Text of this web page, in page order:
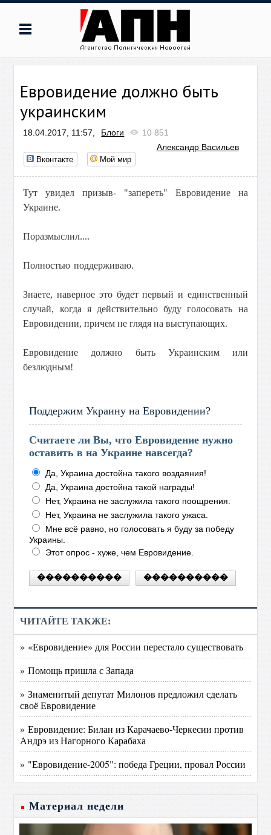
Евровидение должно быть
украинским
18.04.2017, 11:57, Блоги
10 851
Александр Васильев
Вконтакте Мой мир
Тут увидел призыв- "запереть" Евровидение на
Украине.
Поразмыслил....
Полностью поддерживаю.
Знаете, наверное это будет первый и единственный
случай, когда я действительно буду голосовать на
Евровидении, причем не глядя на выступающих.
Евровидение должно быть Украинским или
безлюдным!
Поддержим Украину на Евровидении?
Считаете ли Вы, что Евровидение нужно
оставить в на Украине навсегда?
Да, Украина достойна такого воздаяния!
Да, Украина достойна такой награды!
Нет, Украина не заслужила такого поощрения.
Нет, Украина не заслужила такого ужаса.
Мне всё равно, но голосовать я буду за победу
Украины.
Этот опрос - хуже, чем Евровидение.
ЧИТАЙТЕ ТАКЖЕ:
» «Евровидение» для России перестало существовать
» Помощь пришла с Запада
» Знаменитый депутат Милонов предложил сделать
своё Евровидение
» Евровидение: Билан из Карачаево-Черкесии против
Андрэ из Нагорного Карабаха
» "Евровидение-2005": победа Греции, провал России
Материал недели